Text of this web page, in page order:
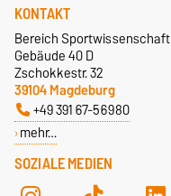
SOZIALE MEDIEN
KONTAKT
Bereich Sportwissenschaft
Gebäude 40 D
Zschokkestr. 32
39104 Magdeburg
+49 391 67-56980
mehr…